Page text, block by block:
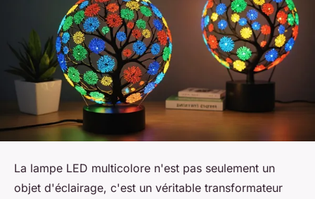
La lampe LED multicolore n'est pas seulement un
objet d'éclairage, c'est un véritable transformateur